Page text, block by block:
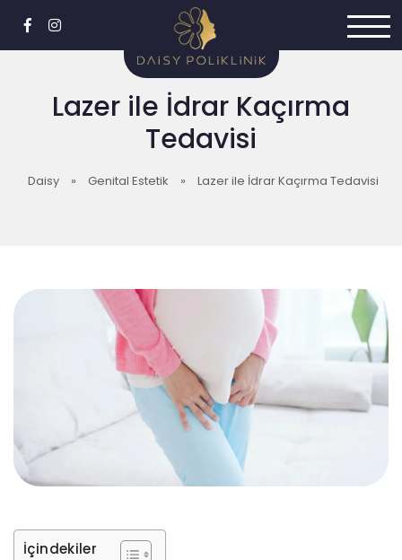
Lazer ile İdrar Kaçırma
Tedavisi
Daisy » Genital Estetik » Lazer ile İdrar Kaçırma Tedavisi
İçindekiler